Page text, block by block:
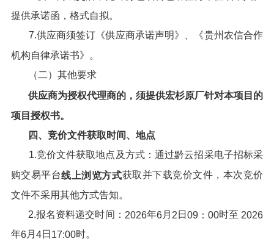
提供承诺函，格式自拟。
7.供应商须签订《供应商承诺声明》、《贵州农信合作
机构自律承诺书》。
（二）其他要求
供应商为授权代理商的，须提供宏杉原厂针对本项目的
项目授权书。
四、 竞价文件获取时间、地点
1.竞价文件获取地点及方式：通过黔云招采电子招标采
购交易平台线上浏览方式获取并下载竞价文件，本次竞价
文件不采用其他方式告知。
2.报名资料递交时间： 2026年6月 2 日 09：00时至 2026
年6月 4日 17:00时。